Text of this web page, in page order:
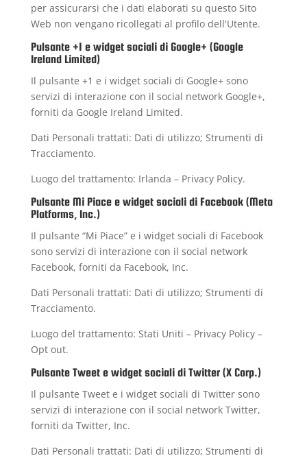
per assicurarsi che i dati elaborati su questo Sito
Web non vengano ricollegati al profilo dell'Utente.
Pulsante +1 e widget sociali di Google+ (Google
Ireland Limited)
Il pulsante +1 e i widget sociali di Google+ sono
servizi di interazione con il social network Google+,
forniti da Google Ireland Limited.
Dati Personali trattati: Dati di utilizzo; Strumenti di
Tracciamento.
Luogo del trattamento: Irlanda – Privacy Policy.
Pulsante Mi Piace e widget sociali di Facebook (Meta
Platforms, Inc.)
Il pulsante “Mi Piace” e i widget sociali di Facebook
sono servizi di interazione con il social network
Facebook, forniti da Facebook, Inc.
Dati Personali trattati: Dati di utilizzo; Strumenti di
Tracciamento.
Luogo del trattamento: Stati Uniti – Privacy Policy–
Opt out.
Pulsante Tweet e widget sociali di Twitter (X Corp.)
Il pulsante Tweet e i widget sociali di Twitter sono
servizi di interazione con il social network Twitter,
forniti da Twitter, Inc.
Dati Personali trattati: Dati di utilizzo; Strumenti di